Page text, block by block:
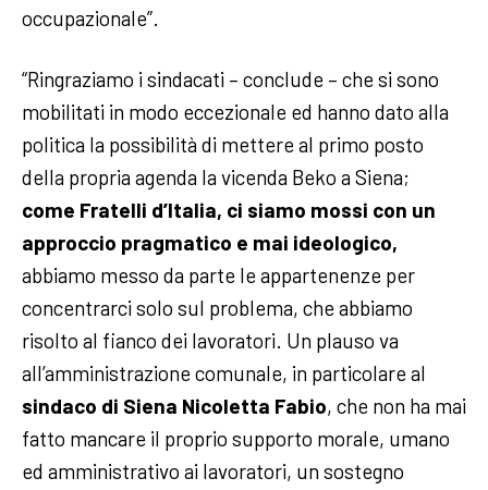
occupazionale”.
“Ringraziamo i sindacati – conclude – che si sono
mobilitati in modo eccezionale ed hanno dato alla
politica la possibilità di mettere al primo posto
della propria agenda la vicenda Beko a Siena;
come Fratelli d’Italia, ci siamo mossi con un
approccio pragmatico e mai ideologico,
abbiamo messo da parte le appartenenze per
concentrarci solo sul problema, che abbiamo
risolto al fianco dei lavoratori. Un plauso va
all’amministrazione comunale, in particolare al
sindaco di Siena Nicoletta Fabio, che non ha mai
fatto mancare il proprio supporto morale, umano
ed amministrativo ai lavoratori, un sostegno